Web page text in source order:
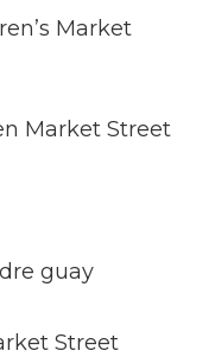
Market
Market Street
guay
Street